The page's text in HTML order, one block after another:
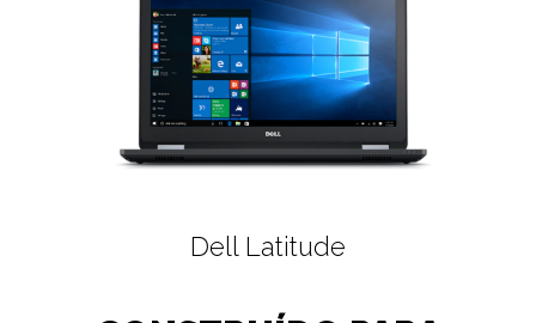
Dell Latitude